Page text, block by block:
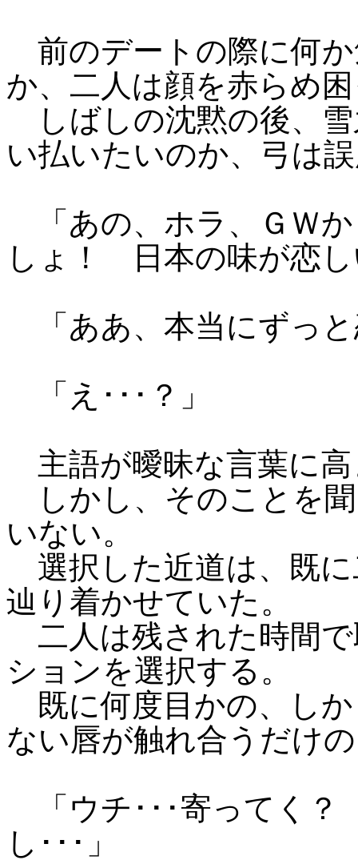
前のデートの際に何
か、二人は顔を赤らめ
しばしの沈黙の後、
い払いたいのか、弓は
「あの、ホラ、ＧＷ
しょ！ 日本の味が恋
「ああ、本当にずっ
「え･･･？」
主語が曖昧な言葉に高
しかし、そのことを
いない。
選択した近道は、既
辿り着かせていた。
二人は残された時間
ションを選択する。
既に何度目かの、し
ない唇が触れ合うだけ
「ウチ･･･寄ってく
し･･･」